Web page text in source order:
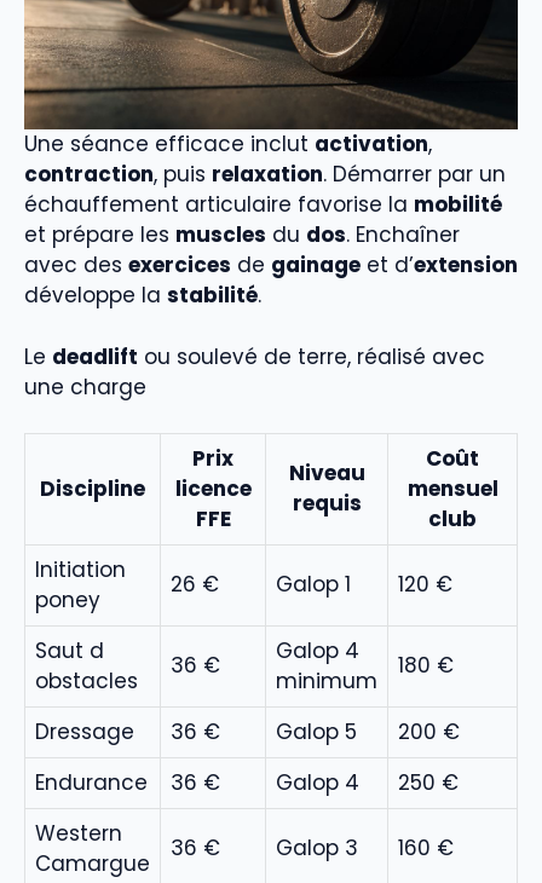
Une séance efficace inclut activation,
contraction, puis relaxation. Démarrer par un
échauffement articulaire favorise la mobilité
et prépare les muscles du dos. Enchaîner
avec des exercices de gainage et d’extension
développe la stabilité.
Le deadlift ou soulevé de terre, réalisé avec
une charge
Discipline
Prix
licence
FFE
Niveau
requis
Coût
mensuel
club
Initiation
poney
26 € Galop 1 120 €
Saut d
obstacles
36 €
Galop 4
minimum
180 €
Dressage 36 € Galop 5
200 €
Endurance
36 € Galop 4
250 €
Western
Camargue
36 € Galop 3 160 €